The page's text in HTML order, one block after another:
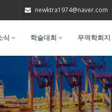
newktra1974@naver.com
식 학술대회 무역학회지